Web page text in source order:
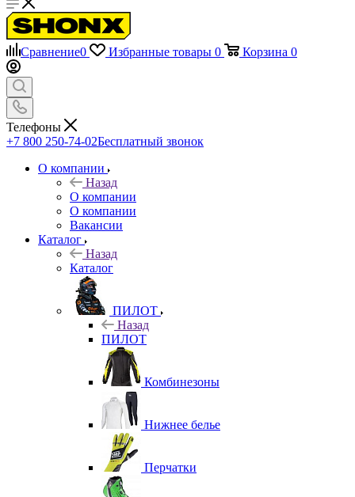
Сравнение0 Избранные товары 0 Корзина 0
Телефоны
+7 800 250-74-02Бесплатный звонок
О компании
Назад
О компании
О компании
Вакансии
Каталог
Назад
Каталог
ПИЛОТ
Назад
ПИЛОТ
Комбинезоны
Нижнее белье
Перчатки